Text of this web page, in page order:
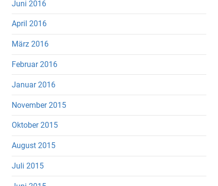
Juni 2016
April 2016
März 2016
Februar 2016
Januar 2016
November 2015
Oktober 2015
August 2015
Juli 2015